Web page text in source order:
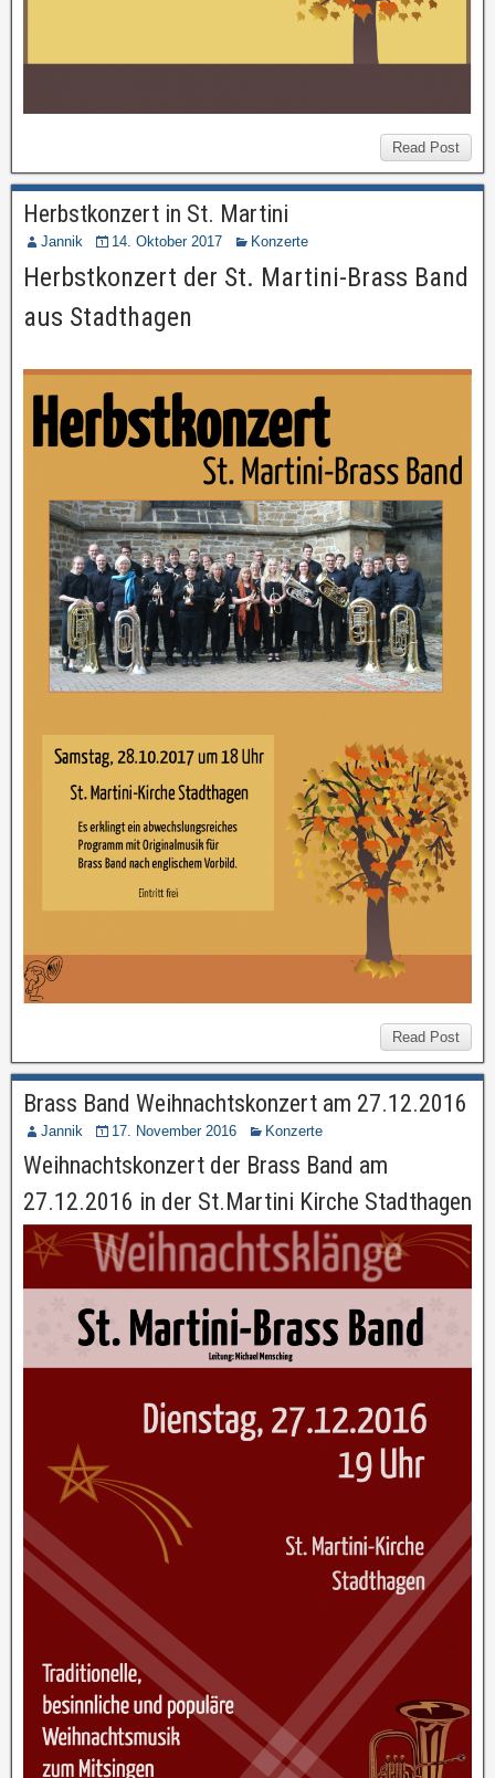
Read Post
Herbstkonzert in St. Martini
Jannik 14. Oktober 2017 Konzerte
Herbstkonzert der St. Martini-Brass Band
aus Stadthagen
Read Post
Brass Band Weihnachtskonzert am 27.12.2016
Jannik 17. November 2016 Konzerte
Weihnachtskonzert der Brass Band am
27.12.2016 in der St.Martini Kirche Stadthagen